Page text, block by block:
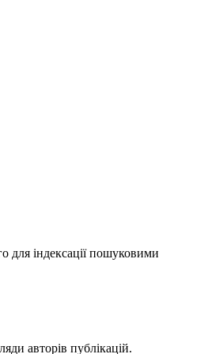
для індексації пошуковими
авторів публікацій.